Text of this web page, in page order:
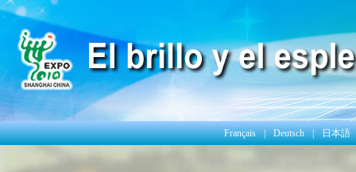
Français | Deutsch | 日本語